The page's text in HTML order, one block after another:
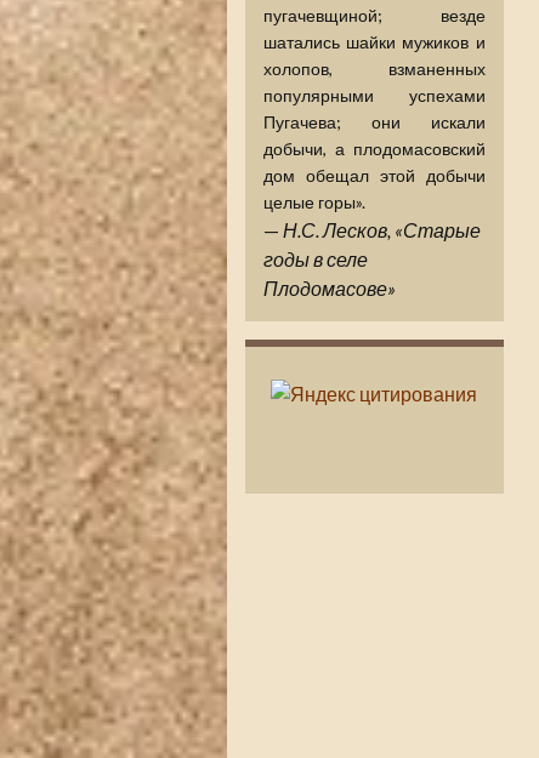
пугачевщиной; везде
шатались шайки мужиков и
холопов, взманенных
популярными успехами
Пугачева; они искали
добычи, а плодомасовский
дом обещал этой добычи
целые горы».
— Н.С. Лесков, «Старые
годы в селе
Плодомасове»